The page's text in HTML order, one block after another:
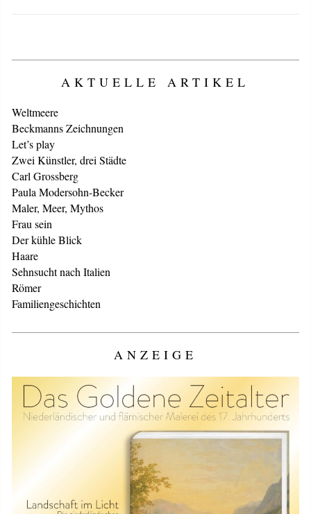
AKTUELLE ARTIKEL
Weltmeere
Beckmanns Zeichnungen
Let’s play
Zwei Künstler, drei Städte
Carl Grossberg
Paula Modersohn-Becker
Maler, Meer, Mythos
Frau sein
Der kühle Blick
Haare
Sehnsucht nach Italien
Römer
Familiengeschichten
ANZEIGE